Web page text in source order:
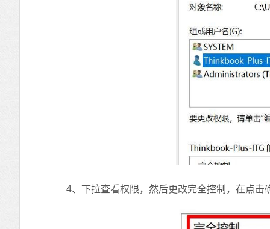
4、下拉查看权限，然后更改完全控制，在点击